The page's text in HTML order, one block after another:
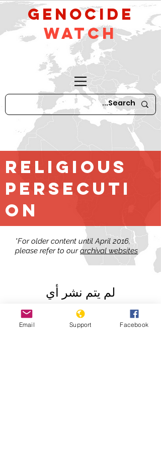
GeNocide
Watch
religious
persecuti
on
*For older content until April 2016,
please refer to ourarchival websites
لم يتم نشر أي
منشورات بهذه اللغة
حتى الآن
Email Support Facebook